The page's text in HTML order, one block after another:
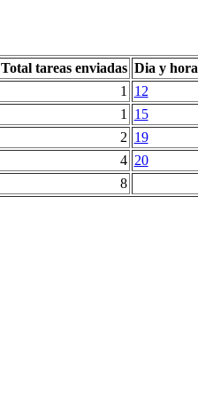
Total tareas enviadas Dia y hora
1
12
1
15
2 19
4 20
8